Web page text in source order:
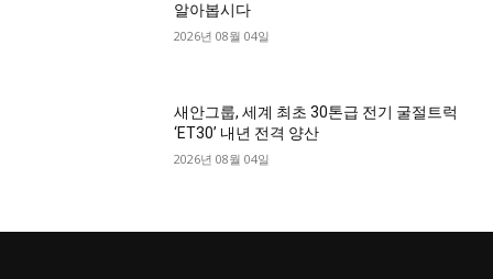
알아봅시다
2026년 08월 04일
새안그룹, 세계 최초 30톤급 전기 굴절트럭
‘ET30’ 내년 전격 양산
2026년 08월 04일